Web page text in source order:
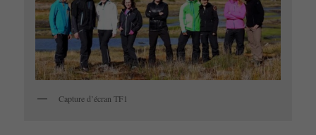
Capture d’écran TF1